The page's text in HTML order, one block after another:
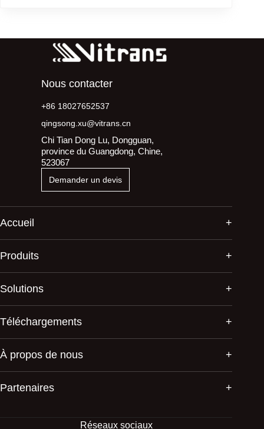
Nous contacter
+86 18027652537
qingsong.xu@vitrans.cn
Chi Tian Dong Lu, Dongguan,
province du Guangdong, Chine,
523067
Demander un devis
Accueil
Produits
Solutions
Téléchargements
À propos de nous
Partenaires
Réseaux sociaux